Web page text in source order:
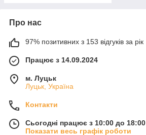
Про нас
97% позитивних з 153 відгуків за рік
Працює з 14.09.2024
м. Луцьк
Луцьк, Україна
Контакти
Сьогодні працює з 10:00 до 18:00
Показати весь графік роботи